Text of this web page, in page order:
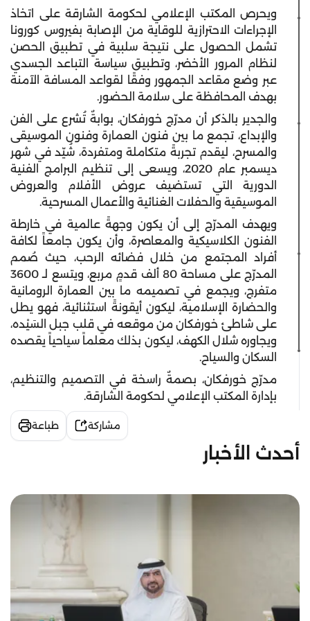
ويحرص المكتب الإعلامي لحكومة الشارقة على اتخاذ
الإجراءات الاحترازية للوقاية من الإصابة بفيروس كورونا
تشمل الحصول على نتيجة سلبية في تطبيق الحصن
لنظام المرور الأخضر، وتطبيق سياسة التباعد الجسدي
عبر وضع مقاعد الجمهور وفقًا لقواعد المسافة الآمنة
بهدف المحافظة على سلامة الحضور.
والجدير بالذكر أن مدرّج خورفكان، بوابةٌ تُشرع على الفن
والإبداع، تجمع ما بين فنون العمارة وفنون الموسيقى
والمسرح، ليقدم تجربةً متكاملة ومتفردة، شُيّد في شهر
ديسمبر عام 2020، ويسعى إلى تنظيم البرامج الفنية
الدورية التي تستضيف عروض الأفلام والعروض
الموسيقية والحفلات الغنائية والأعمال المسرحية.
ويهدف المدرّج إلى أن يكون وجهةً عالمية في خارطة
الفنون الكلاسيكية والمعاصرة، وأن يكون جامعاً لكافة
أفراد المجتمع من خلال فضائه الرحب، حيث صُمم
المدرّج على مساحة 80 ألف قدمٍ مربع، ويتسع لـ 3600
متفرج، ويجمع في تصميمه ما بين العمارة الرومانية
والحضارة الإسلامية، ليكون أيقونةً استثنائية، فهو يطل
على شاطئ خورفكان من موقعه في قلب جبل السَيْده،
ويجاوره شلال الكهف، ليكون بذلك معلماً سياحياً يقصده
السكان والسياح.
مدرّج خورفكان، بصمةٌ راسخة في التصميم والتنظيم،
بإدارة المكتب الإعلامي لحكومة الشارقة.
مشاركة طباعة
أحدث الأخبار